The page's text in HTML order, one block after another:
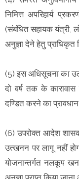
निमित्त अपरिहार्य
(संबंधित सहायक यंत्री,
अनुज्ञा देने हेतु प्राधिकृत
(5) इस अधिसूचना का
दो वर्ष तक के
दण्डित करने का
(6) उपरोक्त आदेश
उत्खनन पर लागू नहीं
योजनान्तर्गत नलकूप